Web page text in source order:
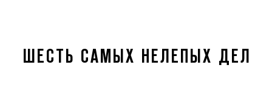
ШЕСТЬ САМЫХ НЕЛЕПЫХ ДЕЛ